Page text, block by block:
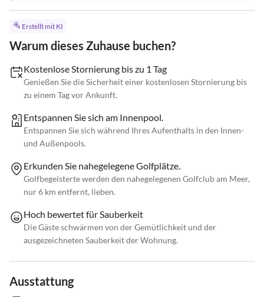
Erstellt mit KI
Warum dieses Zuhause buchen?
Kostenlose Stornierung bis zu 1 Tag
Genießen Sie die Sicherheit einer kostenlosen Stornierung bis
zu einem Tag vor Ankunft.
Entspannen Sie sich am Innenpool.
Entspannen Sie sich während Ihres Aufenthalts in den Innen-
und Außenpools.
Erkunden Sie nahegelegene Golfplätze.
Golfbegeisterte werden den nahegelegenen Golfclub am Meer,
nur 6 km entfernt, lieben.
Hoch bewertet für Sauberkeit
Die Gäste schwärmen von der Gemütlichkeit und der
ausgezeichneten Sauberkeit der Wohnung.
Ausstattung